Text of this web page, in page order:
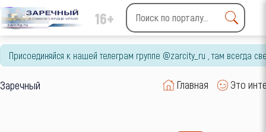
16+
Type 2 or more characters
for results.
Присоединяйся к нашей телеграм группе @zarcity_ru , там всегда
Заречный Главная Это